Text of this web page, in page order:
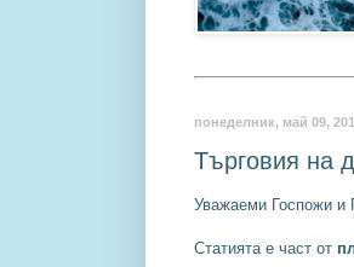
понеделник, май 09,
Търговия на
Уважаеми Госпожи и
Статията е част от